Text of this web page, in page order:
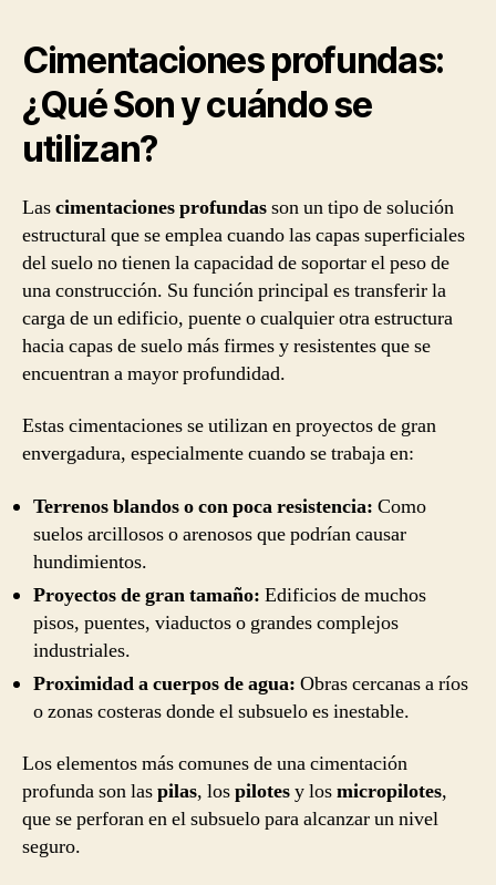
Cimentaciones profundas:
¿Qué Son y cuándo se
utilizan?
Lascimentaciones profundasson un tipo de solución
estructural que se emplea cuando las capas superficiales
del suelo no tienen la capacidad de soportar el peso de
una construcción. Su función principal es transferir la
carga de un edificio, puente o cualquier otra estructura
hacia capas de suelo más firmes y resistentes que se
encuentran a mayor profundidad.
Estas cimentaciones se utilizan en proyectos de gran
envergadura, especialmente cuando se trabaja en:
Terrenos blandos o con poca resistencia: Como
suelos arcillosos o arenosos que podrían causar
hundimientos.
Proyectos de gran tamaño: Edificios de muchos
pisos, puentes, viaductos o grandes complejos
industriales.
Proximidad a cuerpos de agua: Obras cercanas a ríos
o zonas costeras donde el subsuelo es inestable.
Los elementos más comunes de una cimentación
profunda son laspilas, lospilotesy losmicropilotes,
que se perforan en el subsuelo para alcanzar un nivel
seguro.